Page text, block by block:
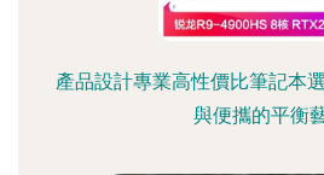
產品設計專業高性價比筆記本
與便攜的平衡